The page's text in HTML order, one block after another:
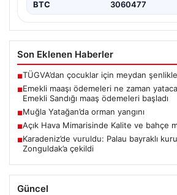
BTC 3060477
Son Eklenen Haberler
■TÜGVA’dan çocuklar için meydan
■Emekli maaşı ödemeleri ne zaman
Emekli Sandığı maaş ödemeleri başladı
■Muğla Yatağan’da orman yangını
■Açık Hava Mimarisinde Kalite ve bahçe
■Karadeniz’de vuruldu: Palau bayraklı
Zonguldak’a çekildi
Güncel